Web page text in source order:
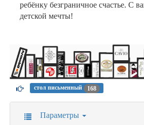
ребёнку безграничное счастье. С
детской мечты!
стол письменный 168
Параметры